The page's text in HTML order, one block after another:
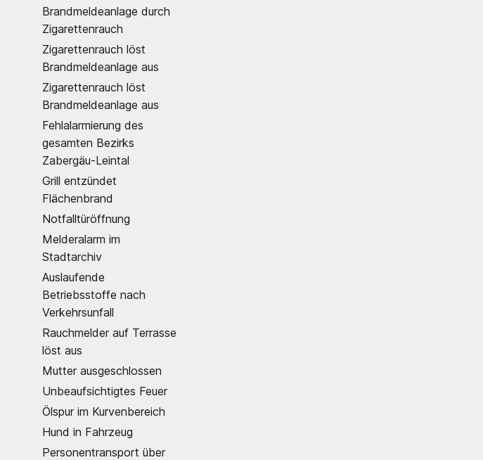
Brandmeldeanlage durch
Zigarettenrauch
Zigarettenrauch löst
Brandmeldeanlage aus
Zigarettenrauch löst
Brandmeldeanlage aus
Fehlalarmierung des
gesamten Bezirks
Zabergäu-Leintal
Grill entzündet
Flächenbrand
Notfalltüröffnung
Melderalarm im
Stadtarchiv
Auslaufende
Betriebsstoffe nach
Verkehrsunfall
Rauchmelder auf Terrasse
löst aus
Mutter ausgeschlossen
Unbeaufsichtigtes Feuer
Ölspur im Kurvenbereich
Hund in Fahrzeug
Personentransport über